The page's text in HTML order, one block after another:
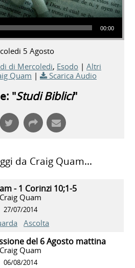
00:00
5 Agosto
di Mercoledi, Esodo | Altri
Quam | Scarica Audio
"Studi Biblici"
da Craig Quam...
- 1 Corinzi 10;1-5
Craig Quam
27/07/2014
Ascolta
del 6 Agosto mattina
Craig Quam
06/08/2014